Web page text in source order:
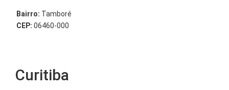
Bairro: Tamboré
CEP: 06460-000
Curitiba